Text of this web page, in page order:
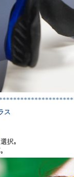
ス
択｡